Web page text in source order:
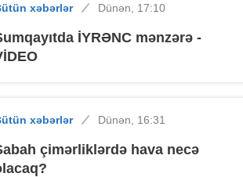
xəbərlər Dünən, 17:10
İYRƏNC mənzərə -
xəbərlər Dünən, 16:31
çimərliklərdə hava necə